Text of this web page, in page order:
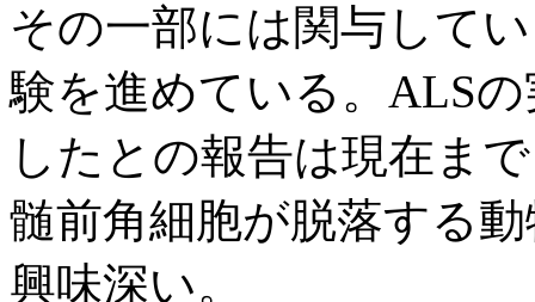
その一部には関与して
験を進めている。ALS
したとの報告は現在ま
髄前角細胞が脱落する
興味深い。